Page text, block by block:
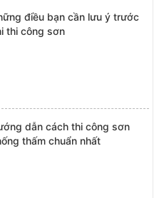
điều bạn cần lưu ý trước
thi công sơn
dẫn cách thi công sơn
thấm chuẩn nhất